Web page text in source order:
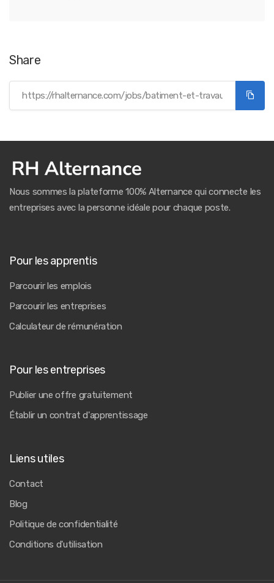
Share
Nous sommes la plateforme 100% Alternance qui connecte les
entreprises avec la personne idéale pour chaque poste.
Pour les apprentis
Parcourir les emplois
Parcourir les entreprises
Calculateur de rémunération
Pour les entreprises
Publier une offre gratuitement
Établir un contrat d'apprentissage
Liens utiles
Contact
Blog
Politique de confidentialité
Conditions d'utilisation